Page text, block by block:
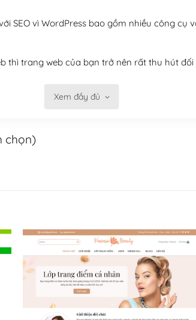
SEO vì WordPress bao gồm nhiều công cụ
thì trang web của bạn trở nên rất thu hút
diện của bạn trở nên dễ dàng và nhanh
trợ
cộng đồng khổng lồ được kiểm duyệt bởi
và tìm kiếm những cộng đồng
Xem đầy đủ
chọn)